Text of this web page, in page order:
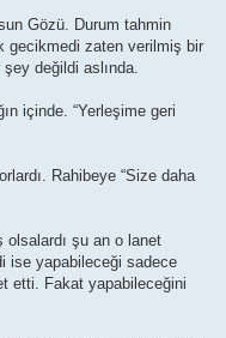
Gözü. Durum tahmin
gecikmedi zaten verilmiş bir
değildi aslında.
içinde. “Yerleşime geri
Rahibeye “Size daha
olsalardı şu an o lanet
ise yapabileceği sadece
etti. Fakat yapabileceğini